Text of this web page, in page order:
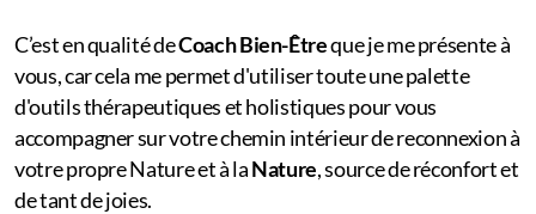
C’est en qualité deCoach Bien-Êtreque je me présente à
vous, car cela me permet d'utiliser toute une palette
d'outils thérapeutiques et holistiques pour vous
accompagner sur votre chemin intérieur de reconnexion à
votre propre Nature et à laNature, source de réconfort et
de tant de joies.